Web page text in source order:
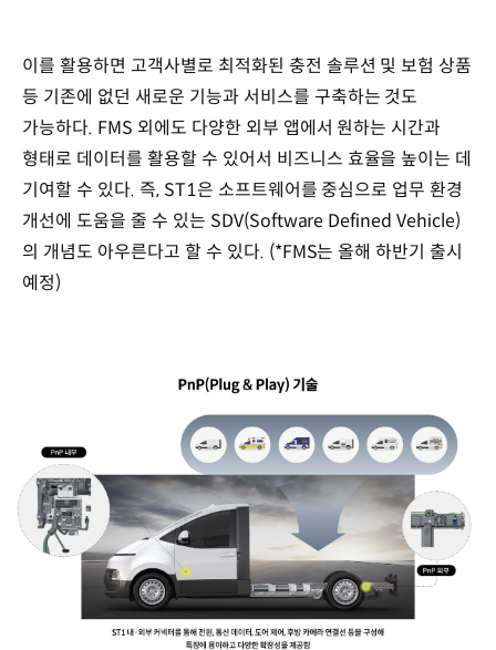
이를 활용하면 고객사별로 최적화된 충전 솔루션 및 보험 상품
등 기존에 없던 새로운 기능과 서비스를 구축하는 것도
가능하다. FMS 외에도 다양한 외부 앱에서 원하는 시간과
형태로 데이터를 활용할 수 있어서 비즈니스 효율을 높이는 데
기여할 수 있다. 즉, ST1은 소프트웨어를 중심으로 업무 환경
개선에 도움을 줄 수 있는 SDV(Software Defined Vehicle)
의 개념도 아우른다고 할 수 있다. (*FMS는 올해 하반기 출시
예정)